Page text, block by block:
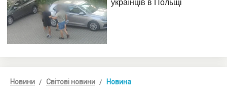
Новини Світові новини Новина